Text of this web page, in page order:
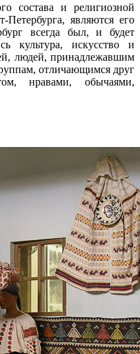
состава и религиозной
Петербурга, являются его
всегда был, и будет
культура, искусство и
людей, принадлежавшим
отличающимся друг
нравами, обычаями,